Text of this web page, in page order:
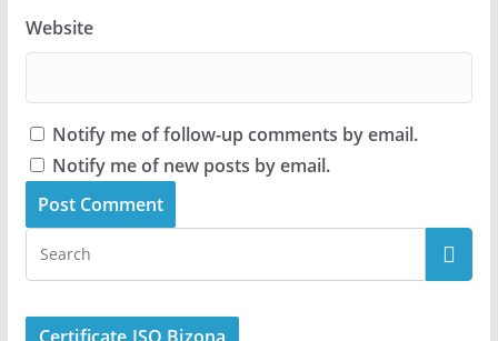
Website
Notify me of follow-up comments by email.
Notify me of new posts by email.